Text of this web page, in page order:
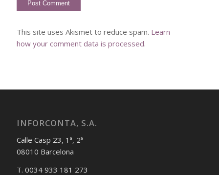
This site uses Akismet to reduce spam. Learn
how your comment data is processed.
INFORCONTA, S.A.
Calle Casp 23, 1ª, 2ª
08010 Barcelona
T. 0034 933 181 273